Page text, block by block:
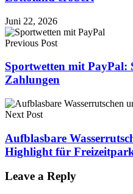
Juni 22, 2026
Previous Post
Sportwetten mit PayPal:
Zahlungen
Next Post
Aufblasbare
Highlight für
Leave a Reply